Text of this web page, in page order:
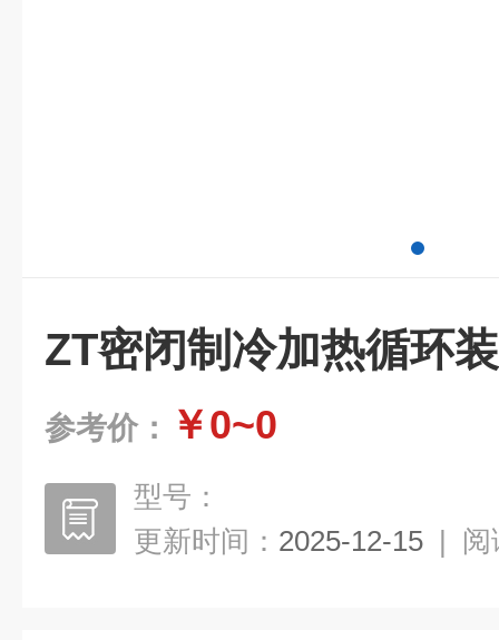
ZT密闭制冷加热循环
参考价： ￥0~0
型号：
更新时间： 2025-12-15 | 阅